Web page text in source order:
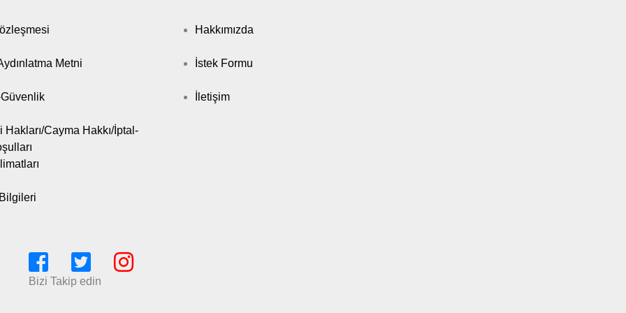
Metni
Hakları/Cayma Hakkı/İptal-
Hakkımızda
İstek Formu
İletişim
Bizi Takip edin